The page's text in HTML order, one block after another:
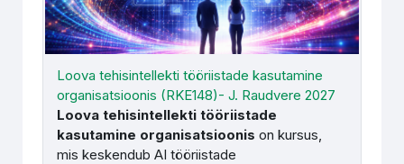
Loova tehisintellekti tööriistade kasutamine
organisatsioonis (RKE148)- J. Raudvere 2027
Loova tehisintellekti tööriistade
kasutamine organisatsioonis on kursus,
mis keskendub AI tööriistade